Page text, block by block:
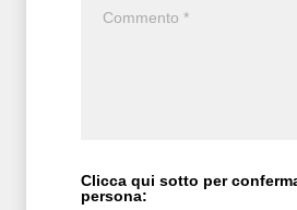
Clicca qui sotto per
persona: